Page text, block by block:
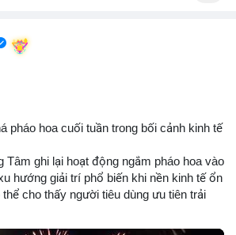
pháo hoa cuối tuần trong bối cảnh kinh tế
Tâm ghi lại hoạt động ngắm pháo hoa vào
hướng giải trí phổ biến khi nền kinh tế ổn
cho thấy người tiêu dùng ưu tiên trải
crypto ổn định, hoạt động giải trí như